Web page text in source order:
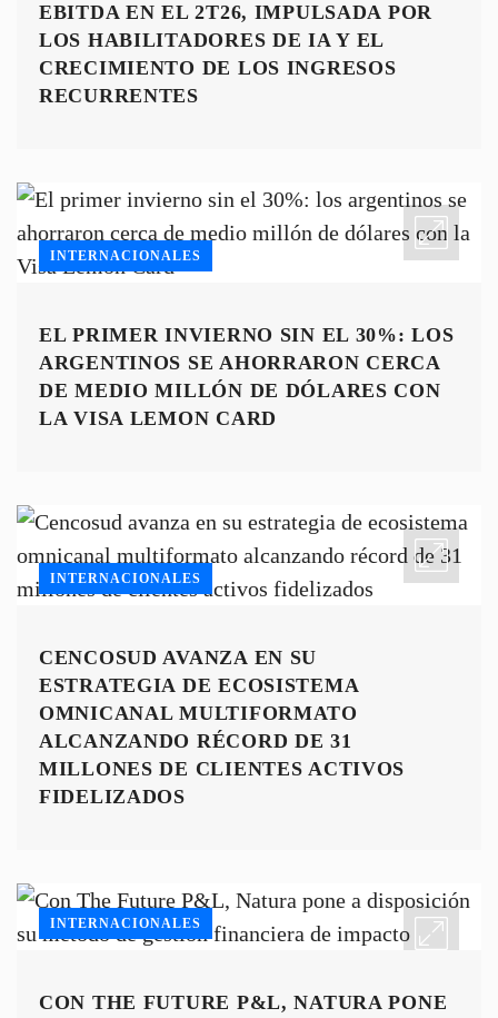
EBITDA EN EL 2T26, IMPULSADA POR
LOS HABILITADORES DE IA Y EL
CRECIMIENTO DE LOS INGRESOS
RECURRENTES
INTERNACIONALES
EL PRIMER INVIERNO SIN EL 30%: LOS
ARGENTINOS SE AHORRARON CERCA
DE MEDIO MILLÓN DE DÓLARES CON
LA VISA LEMON CARD
INTERNACIONALES
CENCOSUD AVANZA EN SU
ESTRATEGIA DE ECOSISTEMA
OMNICANAL MULTIFORMATO
ALCANZANDO RÉCORD DE 31
MILLONES DE CLIENTES ACTIVOS
FIDELIZADOS
INTERNACIONALES
CON THE FUTURE P&L, NATURA PONE